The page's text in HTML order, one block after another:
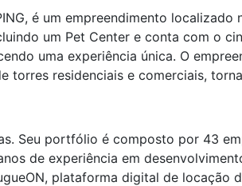
é um empreendimento
um Pet Center e conta com o
uma experiência única. O
residenciais e comerciais,
Seu portfólio é composto por 43
de experiência em
plataforma digital de locação